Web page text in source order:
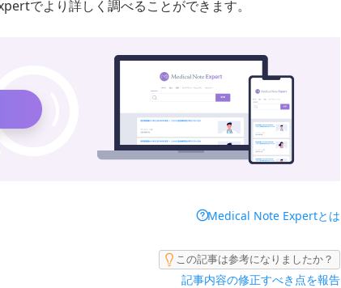
でより詳しく調べることができます。
Medical Note Expertとは
この記事は参考になりましたか？
記事内容の修正すべき点を報告